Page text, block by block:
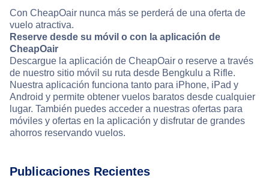
Con CheapOair nunca más se perderá de una oferta de
vuelo atractiva.
Reserve desde su móvil o con la aplicación de
CheapOair
Descargue la aplicación de CheapOair o reserve a través
de nuestro sitio móvil su ruta desde Bengkulu a Rifle.
Nuestra aplicación funciona tanto para iPhone, iPad y
Android y permite obtener vuelos baratos desde cualquier
lugar. También puedes acceder a nuestras ofertas para
móviles y ofertas en la aplicación y disfrutar de grandes
ahorros reservando vuelos.
Publicaciones Recientes